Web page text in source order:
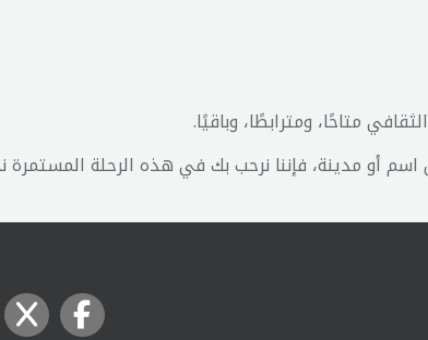
متاحًا، ومترابطًا، وباقيًا.
اسم أو مدينة، فإننا نرحب بك في هذه الرحلة المستمرة